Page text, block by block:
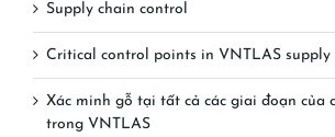
Supply chain control
Critical control points in VNTLAS supply
Xác minh gỗ tại tất cả các giai đoạn của
trong VNTLAS